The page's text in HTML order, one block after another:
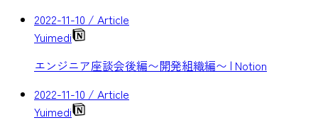
2022-11-10 / Article
Yuimedi
エンジニア座談会後編〜開発組織編〜 | Notion
2022-11-10 / Article
Yuimedi